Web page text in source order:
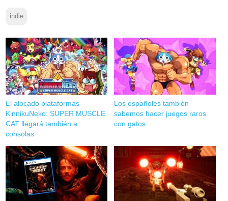
indie
El alocado plataformas
KinnikuNeko: SUPER MUSCLE
CAT llegará también a
consolas
Los españoles también
sabemos hacer juegos raros
con gatos